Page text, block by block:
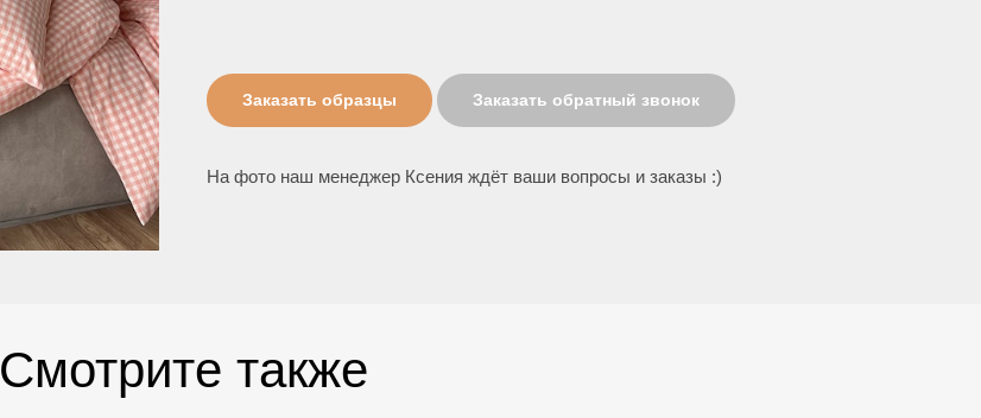
Заказать образцы Заказать обратный звонок
На фото наш менеджер Ксения ждёт ваши вопросы и заказы :)
Смотрите также